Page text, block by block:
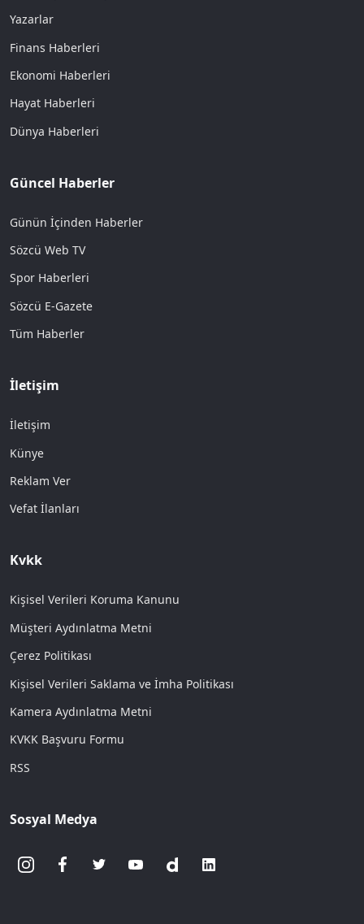
Yazarlar
Finans Haberleri
Ekonomi Haberleri
Hayat Haberleri
Dünya Haberleri
Güncel Haberler
Günün İçinden Haberler
Sözcü Web TV
Spor Haberleri
Sözcü E-Gazete
Tüm Haberler
İletişim
İletişim
Künye
Reklam Ver
Vefat İlanları
Kvkk
Kişisel Verileri Koruma Kanunu
Müşteri Aydınlatma Metni
Çerez Politikası
Kişisel Verileri Saklama ve İmha Politikası
Kamera Aydınlatma Metni
KVKK Başvuru Formu
RSS
Sosyal Medya